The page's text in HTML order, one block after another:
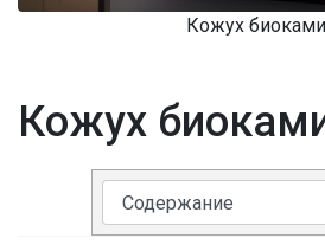
Кожух
Кожух